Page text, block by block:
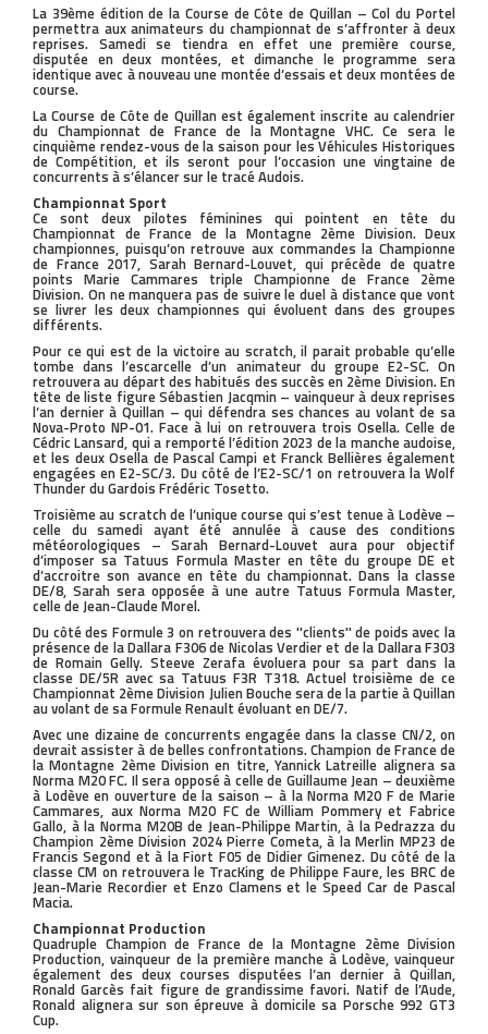
La 39ème édition de la Course de Côte de Quillan – Col du Portel
permettra aux animateurs du championnat de s’affronter à deux
reprises. Samedi se tiendra en effet une première course,
disputée en deux montées, et dimanche le programme sera
identique avec à nouveau une montée d’essais et deux montées de
course.
La Course de Côte de Quillan est également inscrite au calendrier
du Championnat de France de la Montagne VHC. Ce sera le
cinquième rendez-vous de la saison pour les Véhicules Historiques
de Compétition, et ils seront pour l’occasion une vingtaine de
concurrents à s’élancer sur le tracé Audois.
Championnat Sport
Ce sont deux pilotes féminines qui pointent en tête du
Championnat de France de la Montagne 2ème Division. Deux
championnes, puisqu’on retrouve aux commandes la Championne
de France 2017, Sarah Bernard-Louvet, qui précède de quatre
points Marie Cammares triple Championne de France 2ème
Division. On ne manquera pas de suivre le duel à distance que vont
se livrer les deux championnes qui évoluent dans des groupes
différents.
Pour ce qui est de la victoire au scratch, il parait probable qu’elle
tombe dans l’escarcelle d’un animateur du groupe E2-SC. On
retrouvera au départ des habitués des succès en 2ème Division. En
tête de liste figure Sébastien Jacqmin – vainqueur à deux reprises
l’an dernier à Quillan – qui défendra ses chances au volant de sa
Nova-Proto NP-01. Face à lui on retrouvera trois Osella. Celle de
Cédric Lansard, qui a remporté l’édition 2023 de la manche audoise,
et les deux Osella de Pascal Campi et Franck Bellières également
engagées en E2-SC/3. Du côté de l’E2-SC/1 on retrouvera la Wolf
Thunder du Gardois Frédéric Tosetto.
Troisième au scratch de l’unique course qui s’est tenue à Lodève –
celle du samedi ayant été annulée à cause des conditions
météorologiques – Sarah Bernard-Louvet aura pour objectif
d’imposer sa Tatuus Formula Master en tête du groupe DE et
d’accroitre son avance en tête du championnat. Dans la classe
DE/8, Sarah sera opposée à une autre Tatuus Formula Master,
celle de Jean-Claude Morel.
Du côté des Formule 3 on retrouvera des ''clients'' de poids avec la
présence de la Dallara F306 de Nicolas Verdier et de la Dallara F303
de Romain Gelly. Steeve Zerafa évoluera pour sa part dans la
classe DE/5R avec sa Tatuus F3R T318. Actuel troisième de ce
Championnat 2ème Division Julien Bouche sera de la partie à Quillan
au volant de sa Formule Renault évoluant en DE/7.
Avec une dizaine de concurrents engagée dans la classe CN/2, on
devrait assister à de belles confrontations. Champion de France de
la Montagne 2ème Division en titre, Yannick Latreille alignera sa
Norma M20 FC. Il sera opposé à celle de Guillaume Jean – deuxième
à Lodève en ouverture de la saison – à la Norma M20 F de Marie
Cammares, aux Norma M20 FC de William Pommery et Fabrice
Gallo, à la Norma M20B de Jean-Philippe Martin, à la Pedrazza du
Champion 2ème Division 2024 Pierre Cometa, à la Merlin MP23 de
Francis Segond et à la Fiort F05 de Didier Gimenez. Du côté de la
classe CM on retrouvera le TracKing de Philippe Faure, les BRC de
Jean-Marie Recordier et Enzo Clamens et le Speed Car de Pascal
Macia.
Championnat Production
Quadruple Champion de France de la Montagne 2ème Division
Production, vainqueur de la première manche à Lodève, vainqueur
également des deux courses disputées l’an dernier à Quillan,
Ronald Garcès fait figure de grandissime favori. Natif de l’Aude,
Ronald alignera sur son épreuve à domicile sa Porsche 992 GT3
Cup.